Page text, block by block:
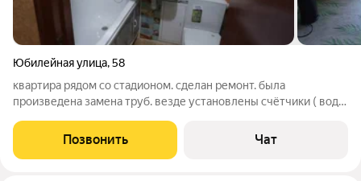
Юбилейная улица,58
квартира рядом со стадионом. сделан ремонт. была
произведена замена труб. везде установлены счётчики ( вода
оставить мебель. рядом находится дет.сад., магазины.
рассматриваю аренду с
Позвонить Чат